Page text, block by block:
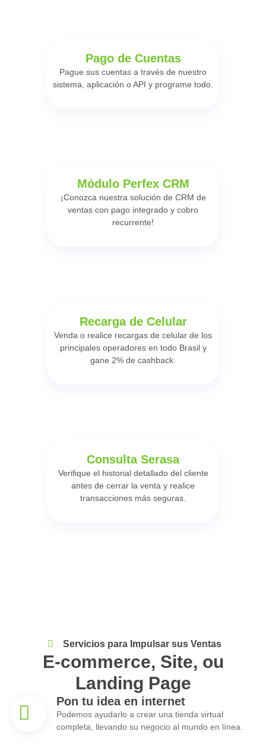
Pago de Cuentas
Pague sus cuentas a través de nuestro
sistema, aplicación o API y programe todo.
Módulo Perfex CRM
¡Conozca nuestra solución de CRM de
ventas con pago integrado y cobro
recurrente!
Recarga de Celular
Venda o realice recargas de celular de los
principales operadores en todo Brasil y
gane 2% de cashback.
Consulta Serasa
Verifique el historial detallado del cliente
antes de cerrar la venta y realice
transacciones más seguras.
Servicios para Impulsar sus Ventas
E-commerce, Site, ou
Landing Page
Pon tu idea en internet
Podemos ayudarlo a crear una tienda virtual
completa, llevando su negocio al mundo en línea.